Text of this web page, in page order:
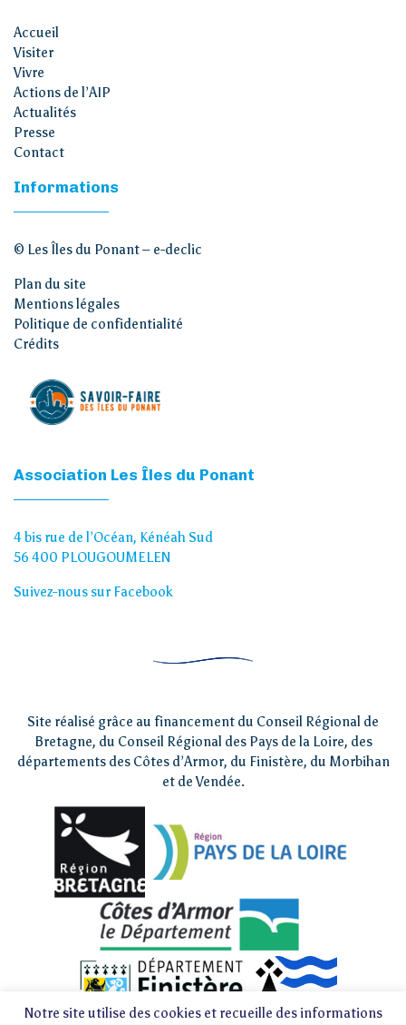
Accueil
Visiter
Vivre
Actions de l’AIP
Actualités
Presse
Contact
Informations
© Les Îles du Ponant – e-declic
Plan du site
Mentions légales
Politique de confidentialité
Crédits
Association Les Îles du Ponant
4 bis rue de l’Océan, Kénéah Sud
56 400 PLOUGOUMELEN
Suivez-nous sur Facebook
Site réalisé grâce au financement du Conseil Régional de
Bretagne, du Conseil Régional des Pays de la Loire, des
départements des Côtes d’Armor, du Finistère, du Morbihan
et de Vendée.
Notre site utilise des cookies et recueille des informations